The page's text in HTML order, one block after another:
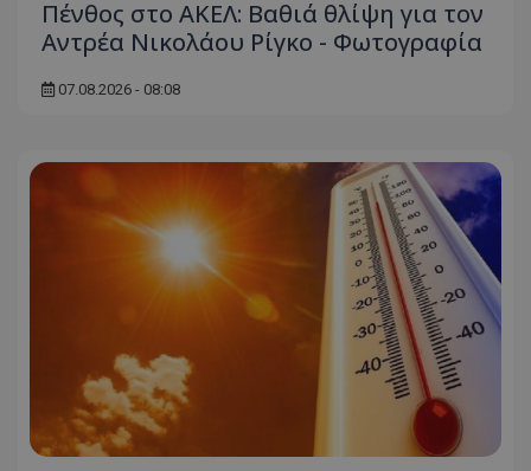
Πένθος στο ΑΚΕΛ: Βαθιά θλίψη για τον
Αντρέα Νικολάου Ρίγκο - Φωτογραφία
07.08.2026 - 08:08
σύνδεση χρήστη και τη διαχείριση λογαριασμού.
Ο ιστότοπος δεν μπορεί να χρησιμοποιηθεί σωστά
χωρίς τα απολύτως απαραίτητα cookies.
Ονοματεπώνυμο
ASP.NET_SessionId
Microsoft Corporation